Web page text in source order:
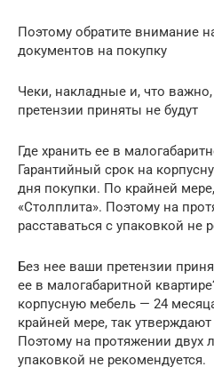
Поэтому обратите внимание
документов на покупку
Чеки, накладные и, что
претензии приняты не будут
Где хранить ее в
Гарантийный срок на
дня покупки. По крайней
«Столплита». Поэтому на
расставаться с упаковкой не
Без нее ваши претензии
ее в малогабаритной
корпусную мебель — 24
крайней мере, так
Поэтому на протяжении двух
упаковкой не рекомендуется.